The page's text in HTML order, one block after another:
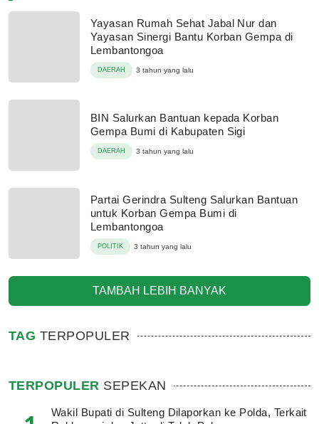
Yayasan Rumah Sehat Jabal Nur dan
Yayasan Sinergi Bantu Korban Gempa di
Lembantongoa
DAERAH 3 tahun yang lalu
BIN Salurkan Bantuan kepada Korban
Gempa Bumi di Kabupaten Sigi
DAERAH 3 tahun yang lalu
Partai Gerindra Sulteng Salurkan Bantuan
untuk Korban Gempa Bumi di
Lembantongoa
POLITIK 3 tahun yang lalu
TAMBAH LEBIH BANYAK
TAG TERPOPULER
TERPOPULER SEPEKAN
Wakil Bupati di Sulteng Dilaporkan ke Polda, Terkait